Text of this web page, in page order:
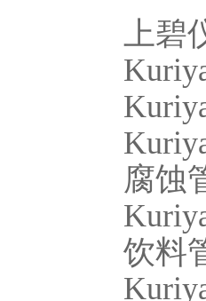
上碧
腐蚀
饮料